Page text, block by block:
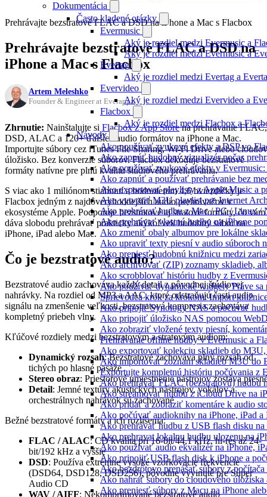
Dokumentácia
Často kladené otázky
Evermusic
Aký je rozdiel medzi Evermusic a
Aký je rozdiel medzi Evermusic a
Evertag
Aký je rozdiel medzi Evertag a
Evervideo
Aký je rozdiel medzi Evervideo a
Flacbox
Aký je rozdiel medzi Flacbox a
Návody
Ako používať zvukové efekty a DSP vo
Ako zapnúť hudobný vizualizér počas
Ako používať zvukové efekty v Evermusic:
Ako zapnúť a používať prehrávanie bez
Ako exportovať playlisty z Apple Music a
Ako vytvoriť M3U playlist pre Internet
Ako prehrávať hudbu z Mac / PC / Linux /
Ako prehrávať vlastnú hudbu na iPhone
Ako zmeniť obaly albumov pre lokálne
Ako upraviť texty piesní v audio súboroch
Ako preniesť hudobnú knižnicu medzi
Ako archivovať (ZIP) zoznamy skladieb,
Ako scrobblovať históriu hudby z
Ako používať dynamické widgety Práve sa
Sprievodca krok za krokom: Import
Ako pripojiť Synology NAS a počúvať
Ako pripojiť úložisko NAS pomocou
Ako zobraziť vložené texty piesní,
Prehrávanie offline hudby v Evermusic a
Ako exportovať kolekciu skladieb do
Ako importovať zoznam skladieb M3U do
Exportujte kompletnú históriu počúvania z
Ako prehrávať FLAC (bezstratovú) hudbu
Ako streamovať hudbu z iCloud Drive na
Ako pridať a zobraziť komentáre k audio
Ako počúvať audioknihy na iPhone, iPad a
Ako prehrávať hudbu z USB flash disku
Ako prehravat lokalnu hudbu ulozenu na
Ako používať audio ekvalizér na iPhone,
Ako pripojiť USB flash disk k iPhone a
Ako bezdrôtovo prenášať súbory z
Ako nahrať súbory do cloudového
Ako preniesť súbory z Macu na iPhone
Prehrávajte bezstratové FLAC a DSD na iPhone a Mac s Flacbox
Prehrávajte bezstratové FLAC a DSD na
iPhone a Mac s Flacbox
Artem Meleshko
Founder & Engineer at Everappz
Zhrnutie: Nainštalujte si Flacbox z App Storena prehrávanie FLAC,
DSD, ALAC a 120+ ďalších audio formátov na iPhone a Mac.
Importujte súbory cez iTunes File Sharing, Wi-Fi Drive alebo
úložisko. Bez konverzie súborov. Flacbox dekóduje bezstratové
formáty natívne pre plnú kvalitu štúdiového prehrávania.
S viac ako 1 miliónom stiahnutí a hodnotením 4,6 hviezdičky je
Flacbox jedným z najdôveryhodnejších audio prehrávačov v
ekosystéme Apple. Podporuje bezstratové aj stratové formáty, čo vám
dáva slobodu prehrávať prakticky akýkoľvek hudobný súbor na
iPhone, iPad alebo Mac.
Čo je bezstratové audio?
Bezstratové audio zachováva každý detail z pôvodnej štúdiovej
nahrávky. Na rozdiel od MP3 a AAC, ktoré odstraňujú časti audio
signálu na zmenšenie veľkosti, bezstratová kompresia zachováva
kompletný priebeh vlny.
Kľúčové rozdiely medzi bezstratovým a stratovým audiom:
Dynamický rozsah: Bezstratové zachováva plný rozsah od
tichých po hlasné pasáže
Stereo obraz: Priestorové umiestnenie nástrojov zostáva
Detail: Jemné textúry akustických nástrojov, vokálov a
orchestrálnych nahrávok sú zachované
Bežné bezstratové formáty a ich rozlíšenia:
FLAC / ALAC: CD kvalita pri 16-bit/44,1 kHz, hi-res až 24-
bit/192 kHz a vyššie
DSD: Používa extrémne vysoké vzorkovacie frekvencie
(DSD64, DSD128, DSD256), pôvodne vyvinuté pre Super
Audio CD
WAV / AIFF: Nekomprimované bezstratové audio